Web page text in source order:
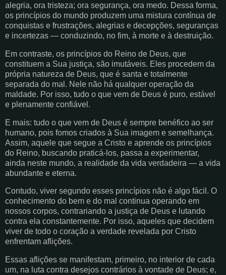
alegria, ora tristeza; ora segurança, ora medo. Dessa forma,
os princípios do mundo produzem uma mistura contínua de
conquistas e frustrações, alegrias e decepções, seguranças
e incertezas — conduzindo, no fim, à morte e à destruição.
Em contraste, os princípios do Reino de Deus, que
constituem a Sua justiça, são imutáveis. Eles procedem da
própria natureza de Deus, que é santa e totalmente
separada do mal. Nele não há qualquer operação da
maldade. Por isso, tudo o que vem de Deus é puro, estável
e plenamente confiável.
E mais: tudo o que vem de Deus é sempre benéfico ao ser
humano, pois fomos criados à Sua imagem e semelhança.
Assim, aquele que segue a Cristo e aprende os princípios
do Reino, buscando praticá-los, passa a experimentar,
ainda neste mundo, a realidade da vida verdadeira — a vida
abundante e eterna.
Contudo, viver segundo esses princípios não é algo fácil. O
conhecimento do bem e do mal continua operando em
nossos corpos, contrariando a justiça de Deus e lutando
contra ela constantemente. Por isso, aqueles que decidem
viver de todo o coração a verdade revelada por Cristo
enfrentam aflições.
Essas aflições se manifestam, primeiro, no interior de cada
um, na luta contra desejos contrários à vontade de Deus; e,